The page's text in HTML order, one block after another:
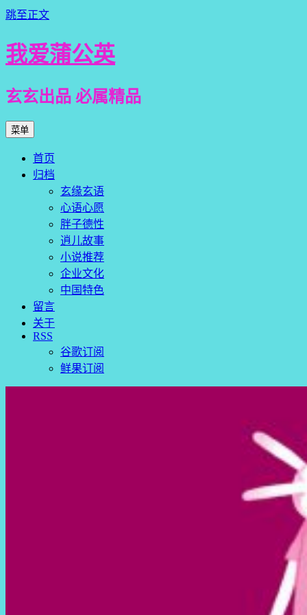
跳至正文
我爱蒲公英
玄玄出品 必属精品
菜单
首页
归档
玄缘玄语
心语心愿
胖子德性
逍儿故事
小说推荐
企业文化
中国特色
留言
关于
RSS
谷歌订阅
鲜果订阅